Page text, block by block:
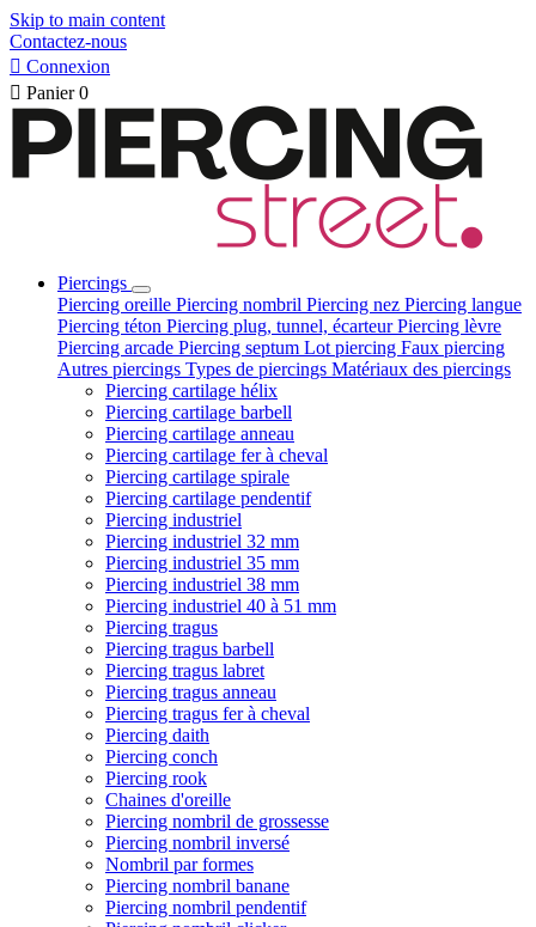
Skip to main content
Contactez-nous
 Connexion
 Panier 0
Piercings
Piercing oreille Piercing nombril Piercing nez Piercing langue
Piercing téton Piercing plug, tunnel, écarteurPiercing lèvre
Piercing arcade Piercing septum Lot piercing Faux piercing
Autres piercings Types de piercings Matériaux des piercings
Piercing cartilage hélix
Piercing cartilage barbell
Piercing cartilage anneau
Piercing cartilage fer à cheval
Piercing cartilage spirale
Piercing cartilage pendentif
Piercing industriel
Piercing industriel 32 mm
Piercing industriel 35 mm
Piercing industriel 38 mm
Piercing industriel 40 à 51 mm
Piercing tragus
Piercing tragus barbell
Piercing tragus labret
Piercing tragus anneau
Piercing tragus fer à cheval
Piercing daith
Piercing conch
Piercing rook
Chaines d'oreille
Piercing nombril de grossesse
Piercing nombril inversé
Nombril par formes
Piercing nombril banane
Piercing nombril pendentif